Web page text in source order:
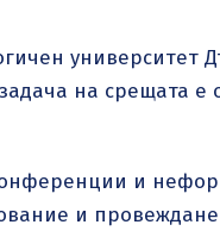
задача на срещата
и
и